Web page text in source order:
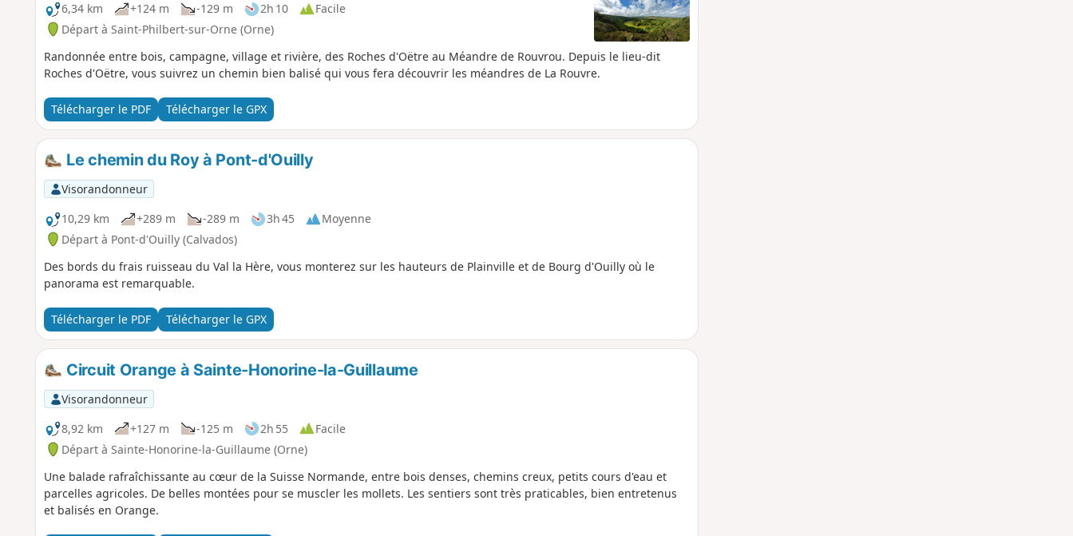
6,34 km
+124 m -129 m 2h 10
Facile
Départ à Saint-Philbert-sur-Orne (Orne)
Randonnée entre bois, campagne, village et rivière, des Roches d'Oëtre au Méandre de Rouvrou. Depuis le lieu-dit
Roches d'Oëtre, vous suivrez un chemin bien balisé qui vous fera découvrir les méandres de La Rouvre.
Télécharger le PDF Télécharger le GPX
Le chemin du Roy à Pont-d'Ouilly
Visorandonneur
10,29 km
+289 m -289 m 3h 45
Moyenne
Départ à Pont-d'Ouilly (Calvados)
Des bords du frais ruisseau du Val la Hère, vous monterez sur les hauteurs de Plainville et de Bourg d'Ouilly où le
panorama est remarquable.
Télécharger le PDF Télécharger le GPX
Circuit Orange à Sainte-Honorine-la-Guillaume
Visorandonneur
8,92 km
+127 m -125 m 2h 55
Facile
Départ à Sainte-Honorine-la-Guillaume (Orne)
Une balade rafraîchissante au cœur de la Suisse Normande, entre bois denses, chemins creux, petits cours d'eau et
parcelles agricoles. De belles montées pour se muscler les mollets. Les sentiers sont très praticables, bien entretenus
et balisés en Orange.